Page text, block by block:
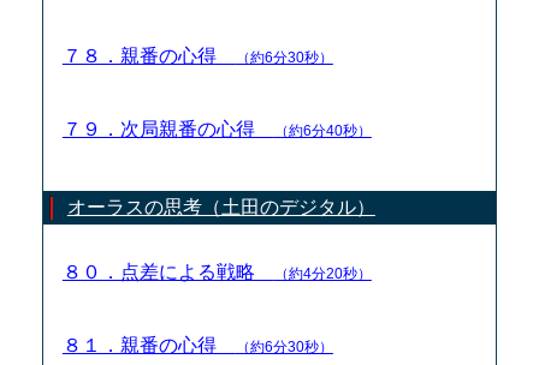
７８．親番の心得 （約6分30秒）
７９．次局親番の心得 （約6分40秒）
オーラスの思考（土田のデジタル）
８０．点差による戦略 （約4分20秒）
８１．親番の心得 （約6分30秒）